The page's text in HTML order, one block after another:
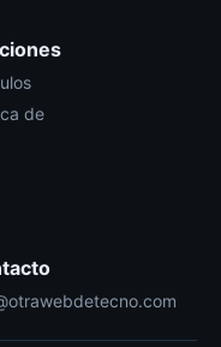
de